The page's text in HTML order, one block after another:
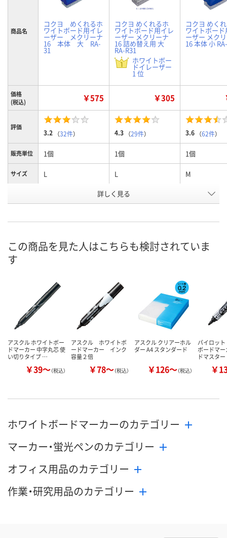
商品名
コクヨ めくれるホ
ワイトボード用イレ
ーザー メクリーナ
16 本体 大 RA-
31
コクヨ めくれるホ
ワイトボード用イレ
ーザー メクリーナ
16 詰め替え用 大
RA-R31
ホワイトボー
ドイレーザー
1 位
コクヨ めく
ワイトボー
ーザー メク
16 本体 小
価格
(税込)
￥575 ￥305
評価
3.2 （32件） 4.3 （29件） 3.6 （62件）
販売単位 1個 1個 1個
サイズ L L M
詰替
号
お届け日
数量
カゴへ
数量
カゴへ
数量
カ
詳しく見る
この商品を見た人はこちらも検討されていま
す
アスクル ホワイトボー
ドマーカー 中字丸芯 使
い切りタイプ …
￥39～（税込）
アスクル ホワイトボ
ードマーカー インク
容量２倍
￥78～（税込）
アスクル クリアーホル
ダー A4 スタンダード
￥126～（税込）
パイロッ
ボードマ
ドマスタ
￥
ホワイトボードマーカーのカテゴリー
マーカー・蛍光ペンのカテゴリー
オフィス用品のカテゴリー
作業・研究用品のカテゴリー